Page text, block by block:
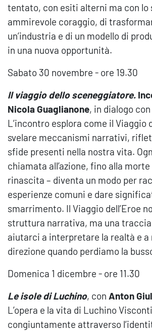
tentato, con esiti alterni ma con lo
ammirevole coraggio, di
un’industria e di un modello di
in una nuova opportunità.
Sabato 30 novembre - ore 19.30
Il viaggio dello sceneggiatore.
Nicola Guaglianone, in dialogo con
L’incontro esplora come il Viaggio
svelare meccanismi narrativi,
sfide presenti nella nostra vita.
chiamata all’azione, fino alla
rinascita – diventa un modo per
esperienze comuni e dare
smarrimento. Il Viaggio dell’Eroe
struttura narrativa, ma una
aiutarci a interpretare la realtà e a
direzione quando perdiamo la
Domenica 1 dicembre - ore 11.30
Le isole di Luchino, con Anton
L’opera e la vita di Luchino
congiuntamente attraverso